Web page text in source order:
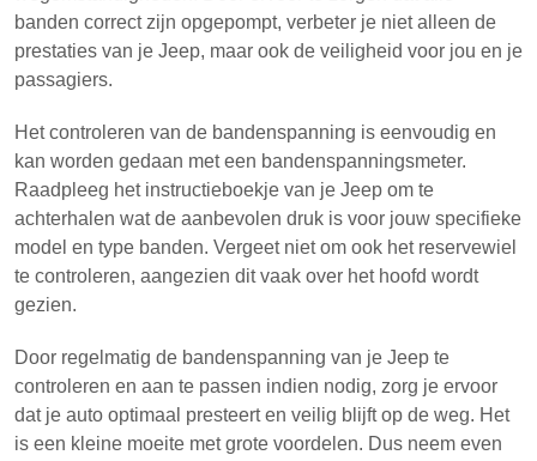
banden correct zijn opgepompt, verbeter je niet alleen de
prestaties van je Jeep, maar ook de veiligheid voor jou en je
passagiers.
Het controleren van de bandenspanning is eenvoudig en
kan worden gedaan met een bandenspanningsmeter.
Raadpleeg het instructieboekje van je Jeep om te
achterhalen wat de aanbevolen druk is voor jouw specifieke
model en type banden. Vergeet niet om ook het reservewiel
te controleren, aangezien dit vaak over het hoofd wordt
gezien.
Door regelmatig de bandenspanning van je Jeep te
controleren en aan te passen indien nodig, zorg je ervoor
dat je auto optimaal presteert en veilig blijft op de weg. Het
is een kleine moeite met grote voordelen. Dus neem even